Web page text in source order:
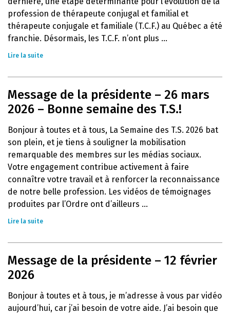
profession de thérapeute conjugal et familial et
thérapeute conjugale et familiale (T.C.F.) au Québec a été
franchie. Désormais, les T.C.F. n’ont plus ...
Lire la suite
Message de la présidente – 26 mars
2026 – Bonne semaine des T.S.!
Bonjour à toutes et à tous, La Semaine des T.S. 2026 bat
son plein, et je tiens à souligner la mobilisation
remarquable des membres sur les médias sociaux.
Votre engagement contribue activement à faire
connaître votre travail et à renforcer la reconnaissance
de notre belle profession. Les vidéos de témoignages
produites par l’Ordre ont d’ailleurs ...
Lire la suite
Message de la présidente – 12 février
2026
Bonjour à toutes et à tous, je m’adresse à vous par vidéo
aujourd’hui, car j’ai besoin de votre aide. J’ai besoin que